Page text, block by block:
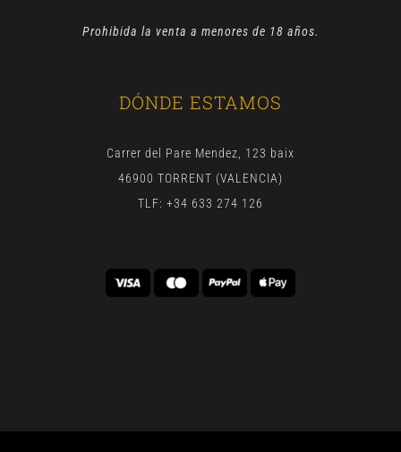
Prohibida la venta a menores de 18 años.
DÓNDE ESTAMOS
Carrer del Pare Mendez, 123 baix
46900 TORRENT (VALENCIA)
TLF: +34 633 274 126